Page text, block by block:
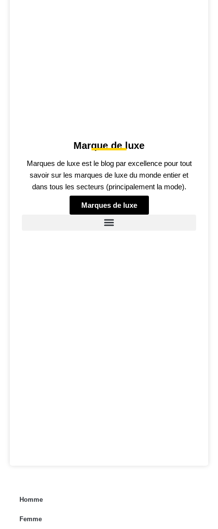
Marque de luxe
Marques de luxe est le blog par excellence pour tout
savoir sur les marques de luxe du monde entier et
dans tous les secteurs (principalement la mode).
Marques de luxe
Homme
Femme